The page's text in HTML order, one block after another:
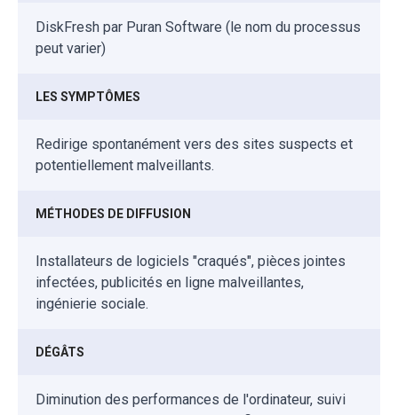
DiskFresh par Puran Software (le nom du processus
peut varier)
LES SYMPTÔMES
Redirige spontanément vers des sites suspects et
potentiellement malveillants.
MÉTHODES DE DIFFUSION
Installateurs de logiciels "craqués", pièces jointes
infectées, publicités en ligne malveillantes,
ingénierie sociale.
DÉGÂTS
Diminution des performances de l'ordinateur, suivi